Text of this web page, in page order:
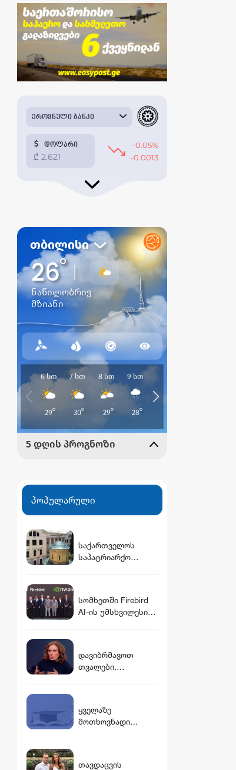
პოპულარული
საქართველოს
საპატრიარქო
სომხეთში Firebird
AI-ის უმსხვილესი
მონაწილეობით $5
მილიარდამდე
დავიბრმავოთ
თვალები,
კოშმარულ
სიზმარშიც ვერ
ყველაზე
მოთხოვნადი
თავდაცვის